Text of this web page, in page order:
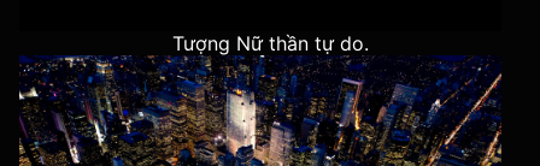
Tượng Nữ thần tự do.